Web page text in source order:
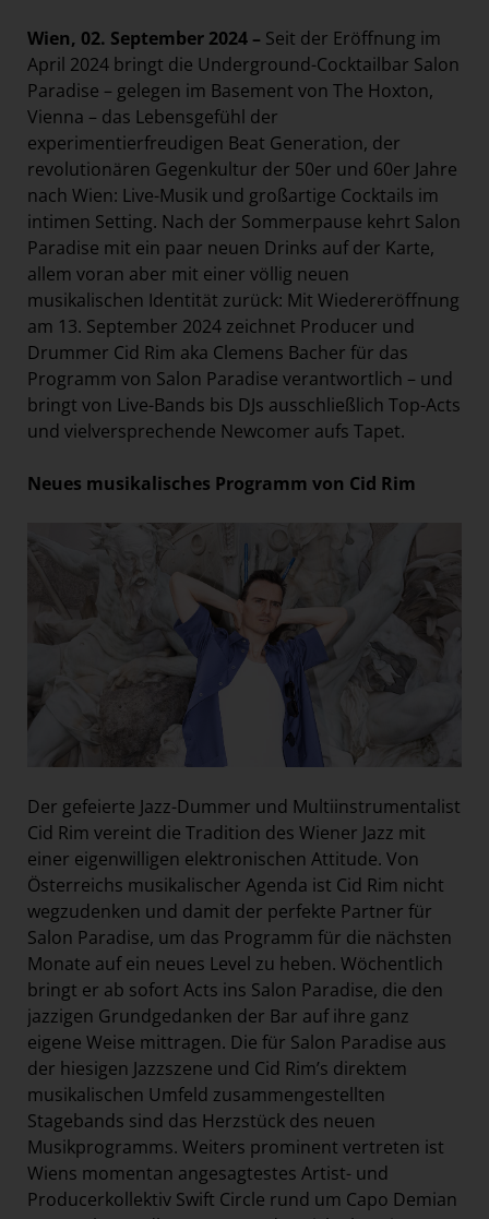
Wien, 02. September 2024 – Seit der Eröffnung im
April 2024 bringt die Underground-Cocktailbar Salon
Paradise – gelegen im Basement von The Hoxton,
Vienna – das Lebensgefühl der
experimentierfreudigen Beat Generation, der
revolutionären Gegenkultur der 50er und 60er Jahre
nach Wien: Live-Musik und großartige Cocktails im
intimen Setting. Nach der Sommerpause kehrt Salon
Paradise mit ein paar neuen Drinks auf der Karte,
allem voran aber mit einer völlig neuen
musikalischen Identität zurück: Mit Wiedereröffnung
am 13. September 2024 zeichnet Producer und
Drummer Cid Rim aka Clemens Bacher für das
Programm von Salon Paradise verantwortlich – und
bringt von Live-Bands bis DJs ausschließlich Top-Acts
und vielversprechende Newcomer aufs Tapet.
Neues musikalisches Programm von Cid Rim
Der gefeierte Jazz-Dummer und Multiinstrumentalist
Cid Rim vereint die Tradition des Wiener Jazz mit
einer eigenwilligen elektronischen Attitude. Von
Österreichs musikalischer Agenda ist Cid Rim nicht
wegzudenken und damit der perfekte Partner für
Salon Paradise, um das Programm für die nächsten
Monate auf ein neues Level zu heben. Wöchentlich
bringt er ab sofort Acts ins Salon Paradise, die den
jazzigen Grundgedanken der Bar auf ihre ganz
eigene Weise mittragen. Die für Salon Paradise aus
der hiesigen Jazzszene und Cid Rim’s direktem
musikalischen Umfeld zusammengestellten
Stagebands sind das Herzstück des neuen
Musikprogramms. Weiters prominent vertreten ist
Wiens momentan angesagtestes Artist- und
Producerkollektiv Swift Circle rund um Capo Demian